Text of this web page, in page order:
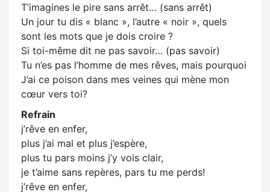
T’imagines le pire sans arrêt… (sans arrêt)
Un jour tu dis « blanc », l’autre « noir », quels
sont les mots que je dois croire ?
Si toi-même dit ne pas savoir… (pas savoir)
Tu n’es pas l’homme de mes rêves, mais pourquoi
J’ai ce poison dans mes veines qui mène mon
cœur vers toi?
Refrain
j’rêve en enfer,
plus j’ai mal et plus j’espère,
plus tu pars moins j’y vois clair,
je t’aime sans repères, pars tu me perds!
j’rêve en enfer,